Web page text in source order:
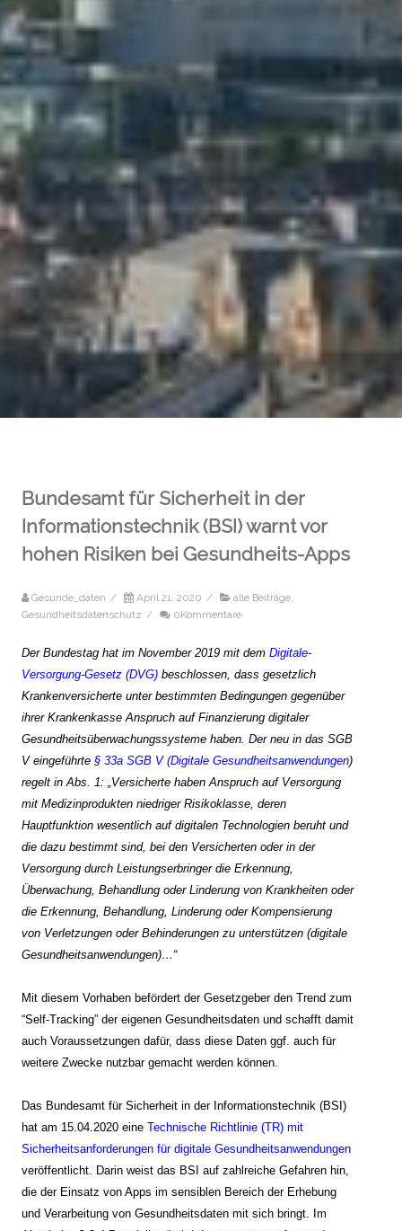
Bundesamt für Sicherheit in der
Informationstechnik (BSI) warnt vor
hohen Risiken bei Gesundheits-Apps
Gesunde_daten / April 21, 2020 / alle Beiträge,
Gesundheitsdatenschutz / 0Kommentare
Der Bundestag hat im November 2019 mit dem Digitale-
Versorgung-Gesetz (DVG) beschlossen, dass gesetzlich
Krankenversicherte unter bestimmten Bedingungen gegenüber
ihrer Krankenkasse Anspruch auf Finanzierung digitaler
Gesundheitsüberwachungssysteme haben. Der neu in das SGB
V eingeführte § 33a SGB V (Digitale Gesundheitsanwendungen)
regelt in Abs. 1: „Versicherte haben Anspruch auf Versorgung
mit Medizinprodukten niedriger Risikoklasse, deren
Hauptfunktion wesentlich auf digitalen Technologien beruht und
die dazu bestimmt sind, bei den Versicherten oder in der
Versorgung durch Leistungserbringer die Erkennung,
Überwachung, Behandlung oder Linderung von Krankheiten oder
die Erkennung, Behandlung, Linderung oder Kompensierung
von Verletzungen oder Behinderungen zu unterstützen (digitale
Gesundheitsanwendungen)…“
Mit diesem Vorhaben befördert der Gesetzgeber den Trend zum
“Self-Tracking” der eigenen Gesundheitsdaten und schafft damit
auch Voraussetzungen dafür, dass diese Daten ggf. auch für
weitere Zwecke nutzbar gemacht werden können.
Das Bundesamt für Sicherheit in der Informationstechnik (BSI)
hat am 15.04.2020 eine Technische Richtlinie (TR) mit
Sicherheitsanforderungen für digitale Gesundheitsanwendungen
veröffentlicht. Darin weist das BSI auf zahlreiche Gefahren hin,
die der Einsatz von Apps im sensiblen Bereich der Erhebung
und Verarbeitung von Gesundheitsdaten mit sich bringt. Im